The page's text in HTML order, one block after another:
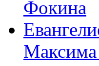
Фокина